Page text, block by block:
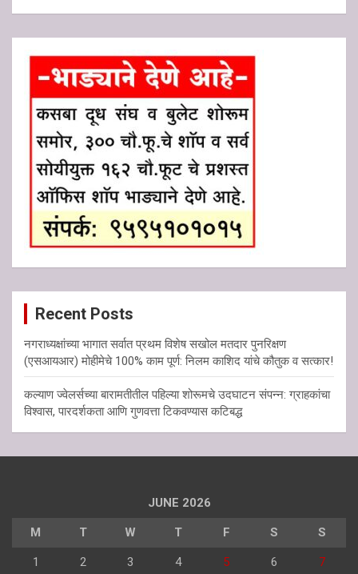
Recent Posts
नगराध्यक्षांच्या भागात सर्वात प्रथम विशेष सखोल मतदार पुनरिक्षण
(एसआयआर) मोहीमेचे 100% काम पूर्ण: निलम काशिद यांचे कौतुक व सत्कार!
कल्याण ज्वेलर्सच्या बारामतीतील पहिल्या शोरूमचे उदघाटन संपन्न: ग्राहकांचा
विश्वास, पारदर्शकता आणि गुणवत्ता टिकवण्यास कटिबद्ध
JUNE 2026
M T W T F S S
1 2 3 4 5 6 7